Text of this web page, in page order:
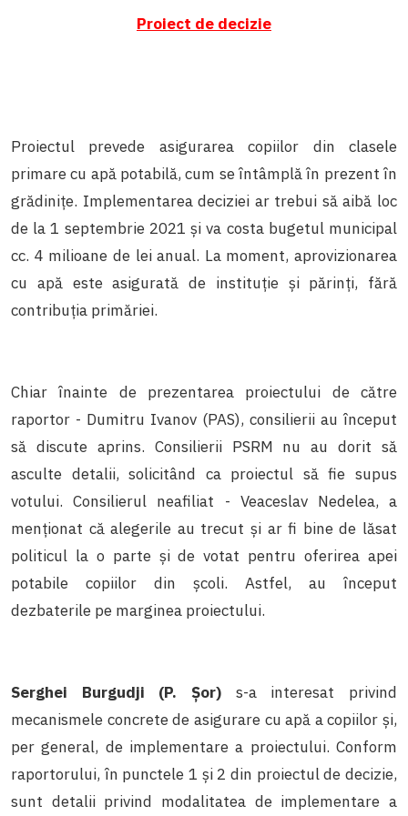
Proiect de decizie
Proiectul prevede asigurarea copiilor din clasele
primare cu apă potabilă, cum se întâmplă în prezent în
grădinițe. Implementarea deciziei ar trebui să aibă loc
de la 1 septembrie 2021 și va costa bugetul municipal
cc. 4 milioane de lei anual. La moment, aprovizionarea
cu apă este asigurată de instituție și părinți, fără
contribuția primăriei.
Chiar înainte de prezentarea proiectului de către
raportor - Dumitru Ivanov (PAS), consilierii au început
să discute aprins. Consilierii PSRM nu au dorit să
asculte detalii, solicitând ca proiectul să fie supus
votului. Consilierul neafiliat - Veaceslav Nedelea, a
menționat că alegerile au trecut și ar fi bine de lăsat
politicul la o parte și de votat pentru oferirea apei
potabile copiilor din școli. Astfel, au început
dezbaterile pe marginea proiectului.
Serghei Burgudji (P. Șor) s-a interesat privind
mecanismele concrete de asigurare cu apă a copiilor și,
per general, de implementare a proiectului. Conform
raportorului, în punctele 1 și 2 din proiectul de decizie,
sunt detalii privind modalitatea de implementare a